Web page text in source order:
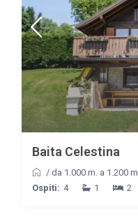
Baita Celestina
/ da 1.000 m. a 1.200 m.
Ospiti: 4 1 2